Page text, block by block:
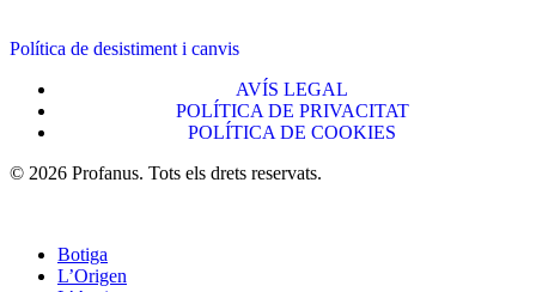
Política de desistiment i canvis
AVÍS LEGAL
POLÍTICA DE PRIVACITAT
POLÍTICA DE COOKIES
© 2026 Profanus. Tots els drets reservats.
Botiga
L’Origen